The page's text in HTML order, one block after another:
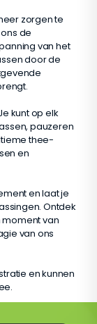
zorgen te
de
van het
door de
kunt op elk
pauzeren
thee-
en
en laat je
Ontdek
van
van ons
en kunnen